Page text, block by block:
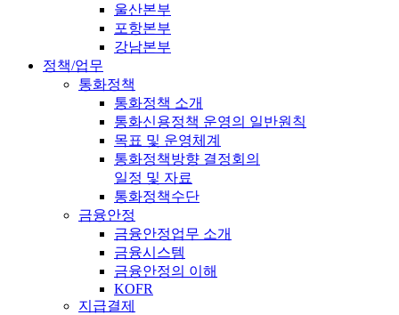
울산본부
포항본부
강남본부
정책/업무
통화정책
통화정책 소개
통화신용정책 운영의 일반원칙
목표 및 운영체계
통화정책방향 결정회의
일정 및 자료
통화정책수단
금융안정
금융안정업무 소개
금융시스템
금융안정의 이해
KOFR
지급결제